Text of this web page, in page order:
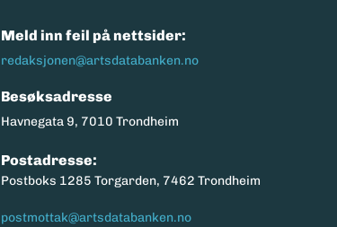
Meld inn feil på nettsider:
redaksjonen@artsdatabanken.no
Besøksadresse
Havnegata 9, 7010 Trondheim
Postadresse:
Postboks 1285 Torgarden, 7462 Trondheim
postmottak@artsdatabanken.no